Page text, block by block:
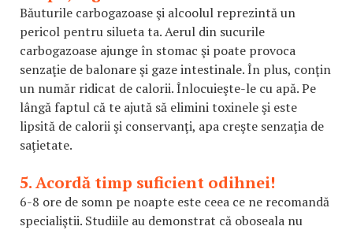
Băuturile carbogazoase şi alcoolul reprezintă un
pericol pentru silueta ta. Aerul din sucurile
carbogazoase ajunge în stomac şi poate provoca
senzaţie de balonare şi gaze intestinale. În plus, conţin
un număr ridicat de calorii. Înlocuieşte-le cu apă. Pe
lângă faptul că te ajută să elimini toxinele şi este
lipsită de calorii şi conservanţi, apa creşte senzaţia de
saţietate.
5. Acordă timp suficient odihnei!
6-8 ore de somn pe noapte este ceea ce ne recomandă
specialiştii. Studiile au demonstrat că oboseala nu